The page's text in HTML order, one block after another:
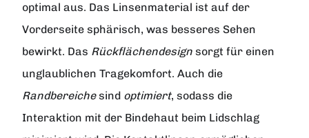
optimal aus. Das Linsenmaterial ist auf der
Vorderseite sphärisch, was besseres Sehen
bewirkt. Das Rückflächendesign sorgt für einen
unglaublichen Tragekomfort. Auch die
Randbereichesind optimiert, sodass die
Interaktion mit der Bindehaut beim Lidschlag